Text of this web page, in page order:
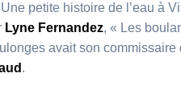
Une petite histoire de l’eau à
Lyne Fernandez, « Les
avait son commissaire
.